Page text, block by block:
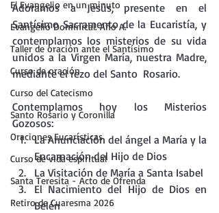
El Evangelio en un minuto
Evangelio Dominical. Año A.
Taller de oración ante el Santísimo
Curso de oración
Curso del Catecismo
Santo Rosario y Coronilla
Oraciones Eucarísticas
Curso de vida espiritual
Santa Teresita - Acto de Ofrenda
Retiro de Cuaresma 2026
Adoramos a Jesús, presente en el
Santísimo Sacramento de la Eucaristía, y
contemplamos los misterios de su vida
unidos a la Virgen María, nuestra Madre,
mediante el rezo del Santo  Rosario.
Contemplamos hoy los Misterios
Gozosos:
La Anunciación del ángel a María y la
Encarnación del Hijo de Dios
La Visitación de María a Santa Isabel
El Nacimiento del Hijo de Dios en
Belén